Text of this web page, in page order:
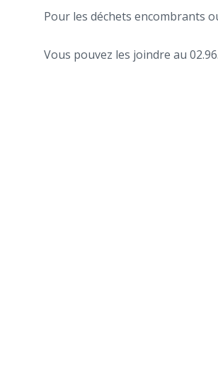
Pour les déchets encombrants
Vous pouvez les joindre au